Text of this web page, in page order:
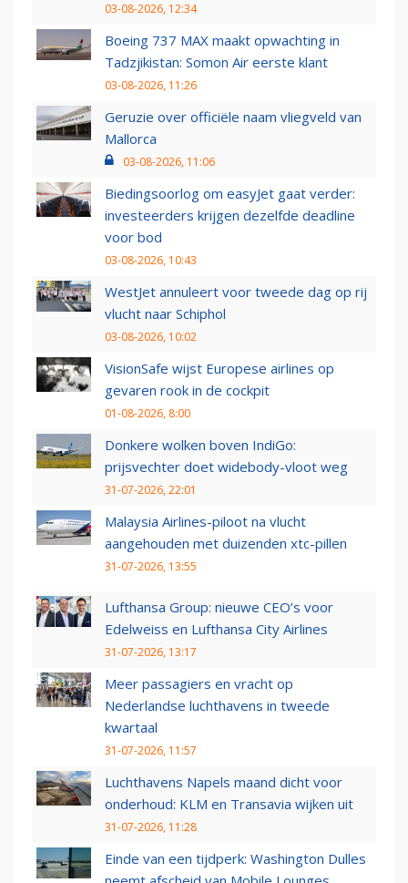
03-08-2026, 12:34
Boeing 737 MAX maakt opwachting in
Tadzjikistan: Somon Air eerste klant
03-08-2026, 11:26
Geruzie over officiële naam vliegveld van
Mallorca
03-08-2026, 11:06
Biedingsoorlog om easyJet gaat verder:
investeerders krijgen dezelfde deadline
voor bod
03-08-2026, 10:43
WestJet annuleert voor tweede dag op rij
vlucht naar Schiphol
03-08-2026, 10:02
VisionSafe wijst Europese airlines op
gevaren rook in de cockpit
01-08-2026, 8:00
Donkere wolken boven IndiGo:
prijsvechter doet widebody-vloot weg
31-07-2026, 22:01
Malaysia Airlines-piloot na vlucht
aangehouden met duizenden xtc-pillen
31-07-2026, 13:55
Lufthansa Group: nieuwe CEO’s voor
Edelweiss en Lufthansa City Airlines
31-07-2026, 13:17
Meer passagiers en vracht op
Nederlandse luchthavens in tweede
kwartaal
31-07-2026, 11:57
Luchthavens Napels maand dicht voor
onderhoud: KLM en Transavia wijken uit
31-07-2026, 11:28
Einde van een tijdperk: Washington Dulles